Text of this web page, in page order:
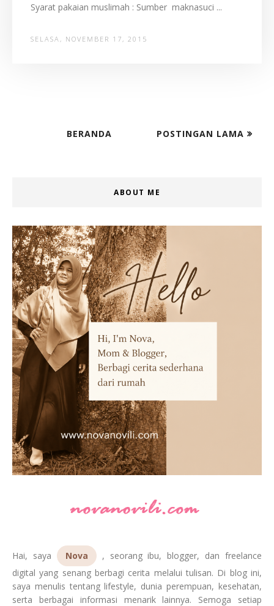
Syarat pakaian muslimah : Sumber maknasuci ...
SELASA, NOVEMBER 17, 2015
POSTINGAN LAMA
BERANDA
ABOUT ME
Hai, saya Nova
, seorang ibu, blogger, dan freelance
digital yang senang berbagi cerita melalui tulisan. Di blog ini,
saya menulis tentang lifestyle, dunia perempuan, kesehatan,
serta berbagai informasi menarik lainnya. Semoga setiap